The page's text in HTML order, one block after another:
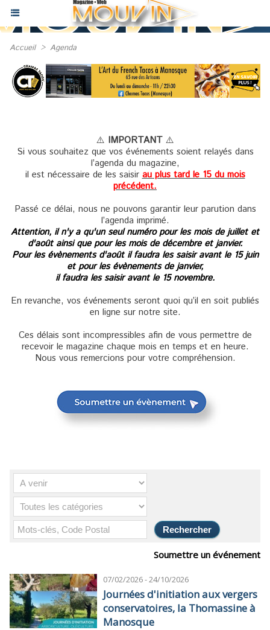
Accueil > Agenda
⚠️ IMPORTANT⚠️
Si vous souhaitez que vos événements soient relayés dans
l’agenda du magazine,
il est nécessaire de les saisir au plus tard le 15 du mois
précédent.
Passé ce délai, nous ne pouvons garantir leur parution dans
l’agenda imprimé.
Attention, il n'y a qu'un seul numéro pour les mois de juillet et
d'août ainsi que pour les mois de décembre et janvier.
Pour les évènements d'août il faudra les saisir avant le 15 juin
et pour les évènements de janvier,
il faudra les saisir avant le 15 novembre.
En revanche, vos événements seront quoi qu’il en soit publiés
en ligne sur notre site.
Ces délais sont incompressibles afin de vous permettre de
recevoir le magazine chaque mois en temps et en heure.
Nous vous remercions pour votre compréhension.
Soumettre un événement
07/02/2026 - 24/10/2026
Journées d'initiation aux vergers
conservatoires, la Thomassine à
Manosque